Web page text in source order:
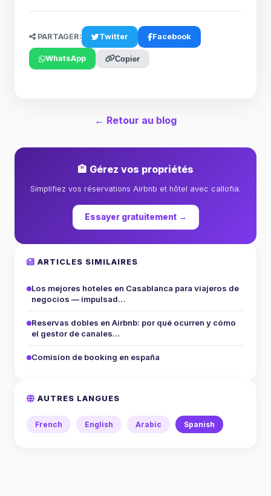
PARTAGER: Twitter Facebook
WhatsApp Copier
← Retour au blog
🏨 Gérez vos propriétés
Simplifiez vos réservations Airbnb et hôtel avec callofia.
Essayer gratuitement →
ARTICLES SIMILAIRES
Los mejores hoteles en Casablanca para viajeros de
negocios — impulsad…
Reservas dobles en Airbnb: por qué ocurren y cómo
el gestor de canales…
Comision de booking en españa
AUTRES LANGUES
French English Arabic Spanish